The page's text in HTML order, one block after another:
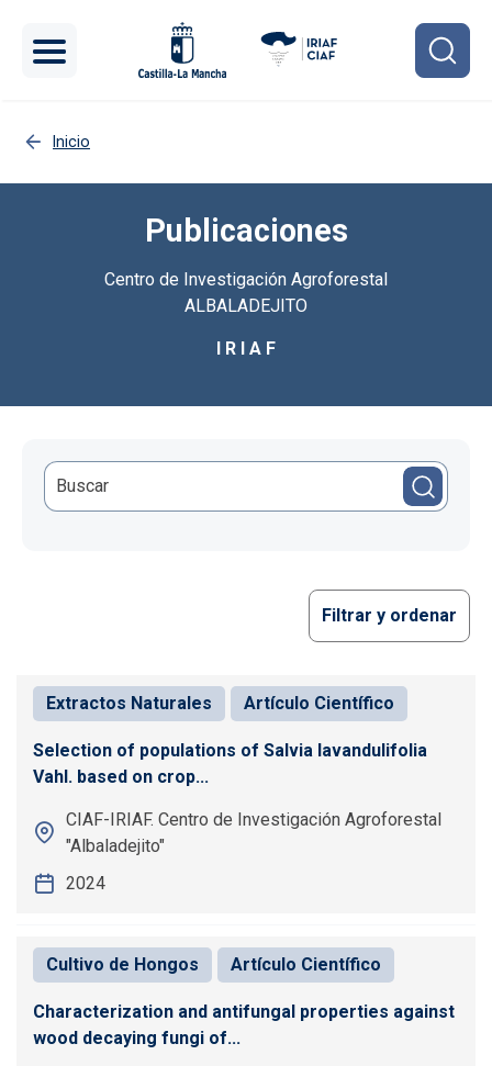
Inicio
Publicaciones
Centro de Investigación Agroforestal
ALBALADEJITO
I R I A F
Filtrar y ordenar
Extractos Naturales Artículo Científico
Selection of populations of Salvia lavandulifolia
Vahl. based on crop...
CIAF-IRIAF. Centro de Investigación Agroforestal
"Albaladejito"
2024
Cultivo de Hongos Artículo Científico
Characterization and antifungal properties against
wood decaying fungi of...